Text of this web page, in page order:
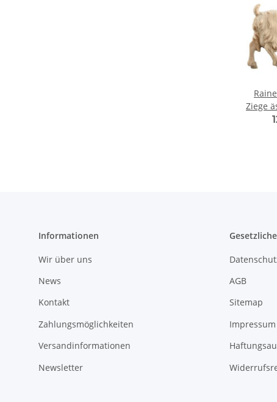
Ziege
Informationen
Wir über uns
News
Kontakt
Zahlungsmöglichkeiten
Versandinformationen
Newsletter
AGB
Sitemap
Impressum